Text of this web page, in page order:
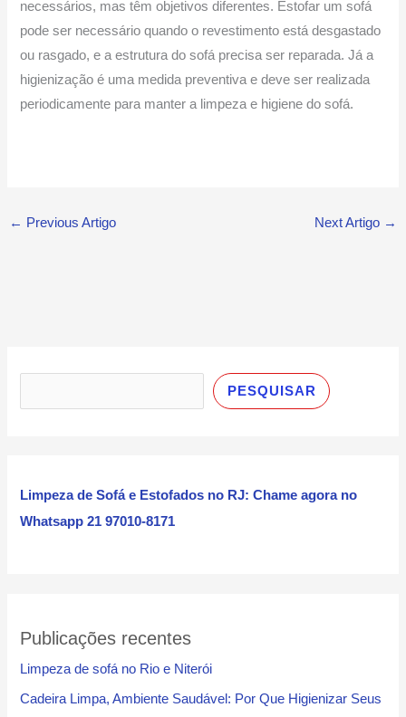
necessários, mas têm objetivos diferentes. Estofar um sofá
pode ser necessário quando o revestimento está desgastado
ou rasgado, e a estrutura do sofá precisa ser reparada. Já a
higienização é uma medida preventiva e deve ser realizada
periodicamente para manter a limpeza e higiene do sofá.
← Previous Artigo Next Artigo →
s
i
s
PESQUISAR
Limpeza de Sofá e Estofados no RJ: Chame agora no
Whatsapp 21 97010-8171
Publicações recentes
Limpeza de sofá no Rio e Niterói
Cadeira Limpa, Ambiente Saudável: Por Que Higienizar Seus